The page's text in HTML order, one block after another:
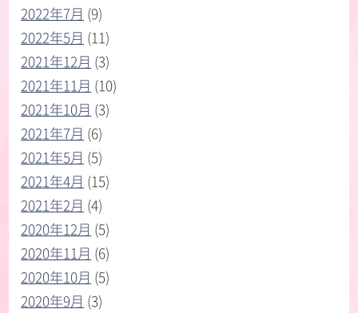
2022年7月 (9)
2022年5月 (11)
2021年12月 (3)
2021年11月 (10)
2021年10月 (3)
2021年7月 (6)
2021年5月 (5)
2021年4月 (15)
2021年2月 (4)
2020年12月 (5)
2020年11月 (6)
2020年10月 (5)
2020年9月 (3)